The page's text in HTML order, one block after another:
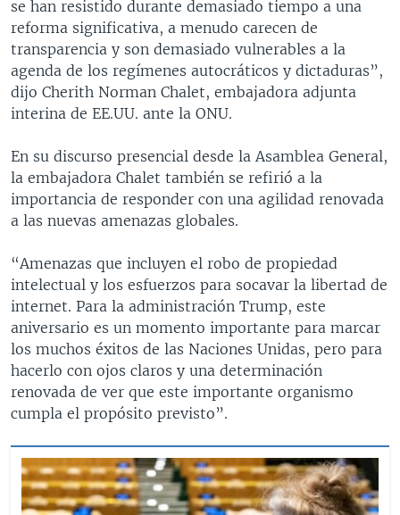
se han resistido durante demasiado tiempo a una
reforma significativa, a menudo carecen de
transparencia y son demasiado vulnerables a la
agenda de los regímenes autocráticos y dictaduras”,
dijo Cherith Norman Chalet, embajadora adjunta
interina de EE.UU. ante la ONU.
En su discurso presencial desde la Asamblea General,
la embajadora Chalet también se refirió a la
importancia de responder con una agilidad renovada
a las nuevas amenazas globales.
“Amenazas que incluyen el robo de propiedad
intelectual y los esfuerzos para socavar la libertad de
internet. Para la administración Trump, este
aniversario es un momento importante para marcar
los muchos éxitos de las Naciones Unidas, pero para
hacerlo con ojos claros y una determinación
renovada de ver que este importante organismo
cumpla el propósito previsto”.